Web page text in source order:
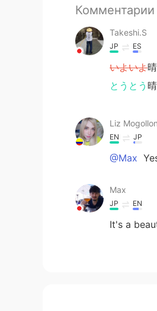
Комментарии
Takeshi.S
JP ES
いよいよ
とうとう
Liz Mogollon
EN JP
@Max
Max
JP EN
It's a